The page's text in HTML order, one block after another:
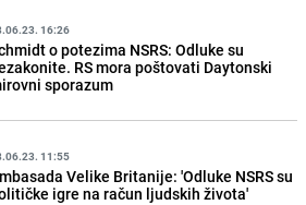
16:26
o potezima NSRS: Odluke su
RS mora poštovati Daytonski
sporazum
11:55
Velike Britanije: 'Odluke NSRS su
igre na račun ljudskih života'